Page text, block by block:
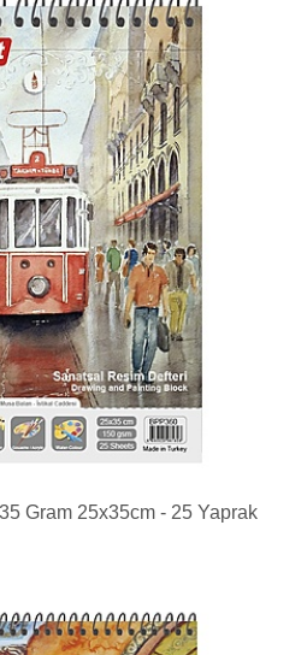
Gram 25x35cm - 25 Yaprak